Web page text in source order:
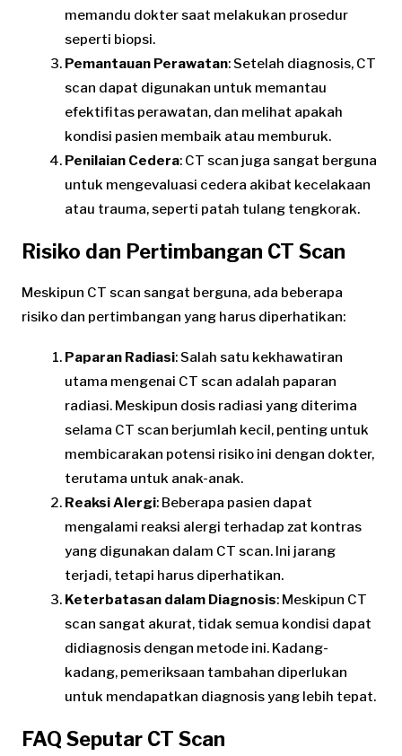
memandu dokter saat melakukan prosedur
seperti biopsi.
Pemantauan Perawatan: Setelah diagnosis, CT
scan dapat digunakan untuk memantau
efektifitas perawatan, dan melihat apakah
kondisi pasien membaik atau memburuk.
Penilaian Cedera: CT scan juga sangat berguna
untuk mengevaluasi cedera akibat kecelakaan
atau trauma, seperti patah tulang tengkorak.
Risiko dan Pertimbangan CT Scan
Meskipun CT scan sangat berguna, ada beberapa
risiko dan pertimbangan yang harus diperhatikan:
Paparan Radiasi: Salah satu kekhawatiran
utama mengenai CT scan adalah paparan
radiasi. Meskipun dosis radiasi yang diterima
selama CT scan berjumlah kecil, penting untuk
membicarakan potensi risiko ini dengan dokter,
terutama untuk anak-anak.
Reaksi Alergi: Beberapa pasien dapat
mengalami reaksi alergi terhadap zat kontras
yang digunakan dalam CT scan. Ini jarang
terjadi, tetapi harus diperhatikan.
Keterbatasan dalam Diagnosis: Meskipun CT
scan sangat akurat, tidak semua kondisi dapat
didiagnosis dengan metode ini. Kadang-
kadang, pemeriksaan tambahan diperlukan
untuk mendapatkan diagnosis yang lebih tepat.
FAQ Seputar CT Scan